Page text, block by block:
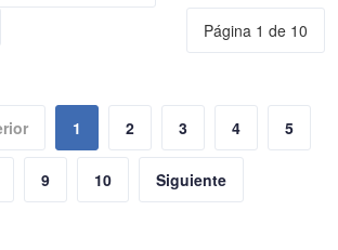
Página 1 de 10
1 2 3 4 5
9 10 Siguiente